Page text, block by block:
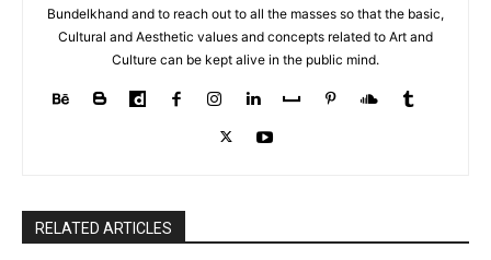
Bundelkhand and to reach out to all the masses so that the basic,
Cultural and Aesthetic values and concepts related to Art and
Culture can be kept alive in the public mind.
RELATED ARTICLES